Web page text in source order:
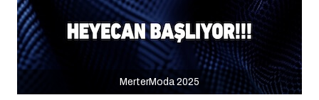
MerterModa 2025